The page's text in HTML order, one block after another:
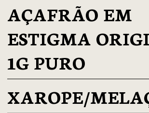
AÇAFRÃO EM
ESTIGMA
1G PURO
XAROPE/